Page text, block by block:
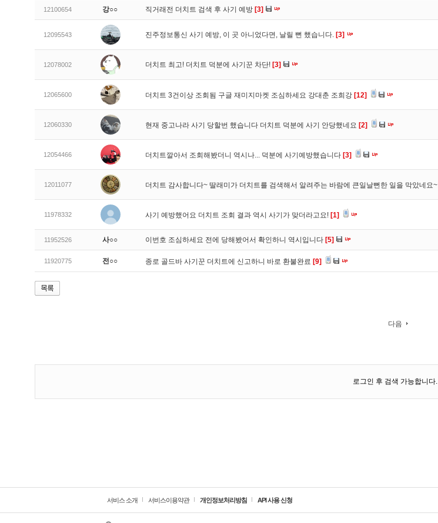
12100654 강○○ 직거래전 더치트 검색 후 사기 예방 [3]
12095543 진주정보통신 사기 예방, 이 곳 아니었다면, 날릴 뻔 했습니다. [3]
12078002 더치트 최고! 더치트 덕분에 사기꾼 차단! [3]
12065600 더치트 3건이상 조회됨 구글 재미지마켓 조심하세요 강대춘 조희강 [12]
12060330 현재 중고나라 사기 당할번 했습니다 더치트 덕분에 사기 안당했네요 [2]
12054466 더치트깔아서 조회해봤더니 역시나... 덕분에 사기예방했습니다 [3]
12011077 더치트 감사합니다~ 딸래미가 더치트를 검색해서 알려주는 바람에 큰일날뻔한 일을 막았네요~
11978332 사기 예방했어요 더치트 조회 결과 역시 사기가 맞더라고요! [1]
11952526 사○○ 이번호 조심하세요 전에 당해봤어서 확인하니 역시입니다 [5]
11920775 전○○ 종로 골드바 사기꾼 더치트에 신고하니 바로 환불완료 [9]
다음
로그인 후 검색 가능합니다.
서비스 소개 서비스이용약관 개인정보처리방침 API 사용 신청